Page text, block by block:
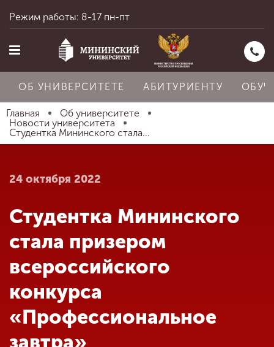
Главная
Абитуриенту
Обучение
Наука
Режим работы: 8-17 пн-пт
ОБ УНИВЕРСИТЕТЕ АБИТУРИЕНТУ
Главная
Об университете
Новости университета
Студентка Мининского стала...
24 октября 2022
Студентка Мининского
стала призером
всероссийского
конкурса
«Профессиональное
завтра»